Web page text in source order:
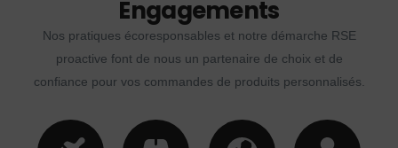
Engagements
Nos pratiques écoresponsables et notre démarche RSE
proactive font de nous un partenaire de choix et de
confiance pour vos commandes de produits personnalisés.